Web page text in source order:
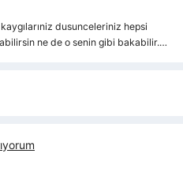
dusunceleriniz hepsi
ne de o senin gibi bakabilir.…